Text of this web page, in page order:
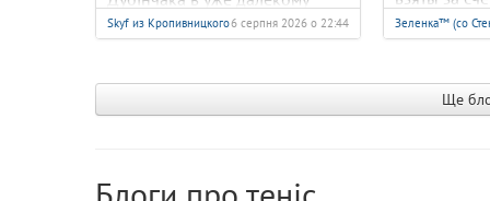
листопаді 2024 року - сьогодні
неважливо.
Skyf из Кропивницкого6 серпня 2026 о 22:44
прямая
Зеленка™ (со
Ще